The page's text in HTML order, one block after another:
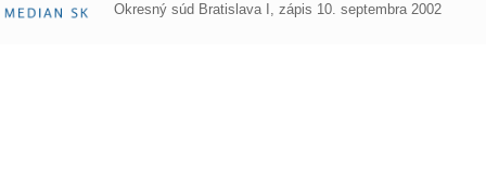
Okresný súd Bratislava I, zápis 10. septembra 2002